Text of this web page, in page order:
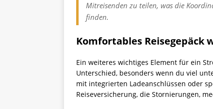
Mitreisenden zu teilen, was die
finden.
Komfortables Reisegepäck
Ein weiteres wichtiges Element für ein
Unterschied, besonders wenn du viel
mit integrierten Ladeanschlüssen oder
Reiseversicherung, die Stornierungen,